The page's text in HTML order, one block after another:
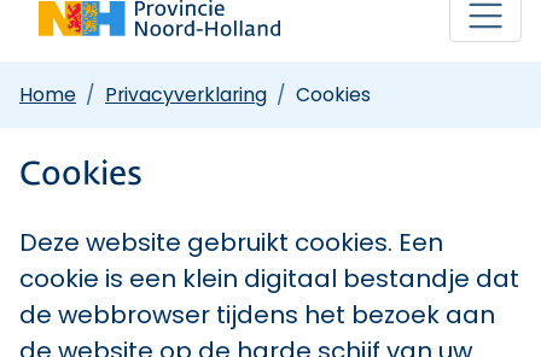
Home Privacyverklaring Cookies
Cookies
Deze website gebruikt cookies. Een
cookie is een klein digitaal bestandje dat
de webbrowser tijdens het bezoek aan